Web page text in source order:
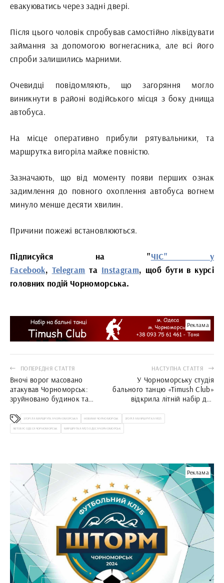
евакуюватись через задні двері.
Після цього чоловік спробував самостійно ліквідувати
займання за допомогою вогнегасника, але всі його
спроби залишились марними.
Очевидці повідомляють, що загоряння могло
виникнути в районі водійського місця з боку днища
автобуса.
На місце оперативно прибули рятувальники, та
маршрутка вигоріла майже повністю.
Зазначають, що від моменту появи перших ознак
задимлення до повного охоплення автобуса вогнем
минуло менше десяти хвилин.
Причини пожежі встановлюються.
Підписуйся на "ЧІС" у
Facebook, Telegram та Instagram, щоб бути в курсі
головних подій Чорноморська.
Реклама
ПОПЕРЕДНЯ СТАТТЯ
Вночі ворог масовано
атакував Чорноморськ:
зруйновано будинок та
інфраструктури
НАСТУПНА СТАТТЯ
У Чорноморську студія
бального танцю «Timush Club»
відкрила літній набір для
ЗГОРІЛА МАРШРУТКА ЧОРНОМОРСЬКА НОВИНИ ЧОРНОМОРСЬК ЗГОРІЛА МАРШРУТКА №25
АВТОБУС ОДЕСА ЧОРНОМОРСЬК МАРШРУТКА №25 ОДЕСА ЧОРНОМОРСЬК
Реклама